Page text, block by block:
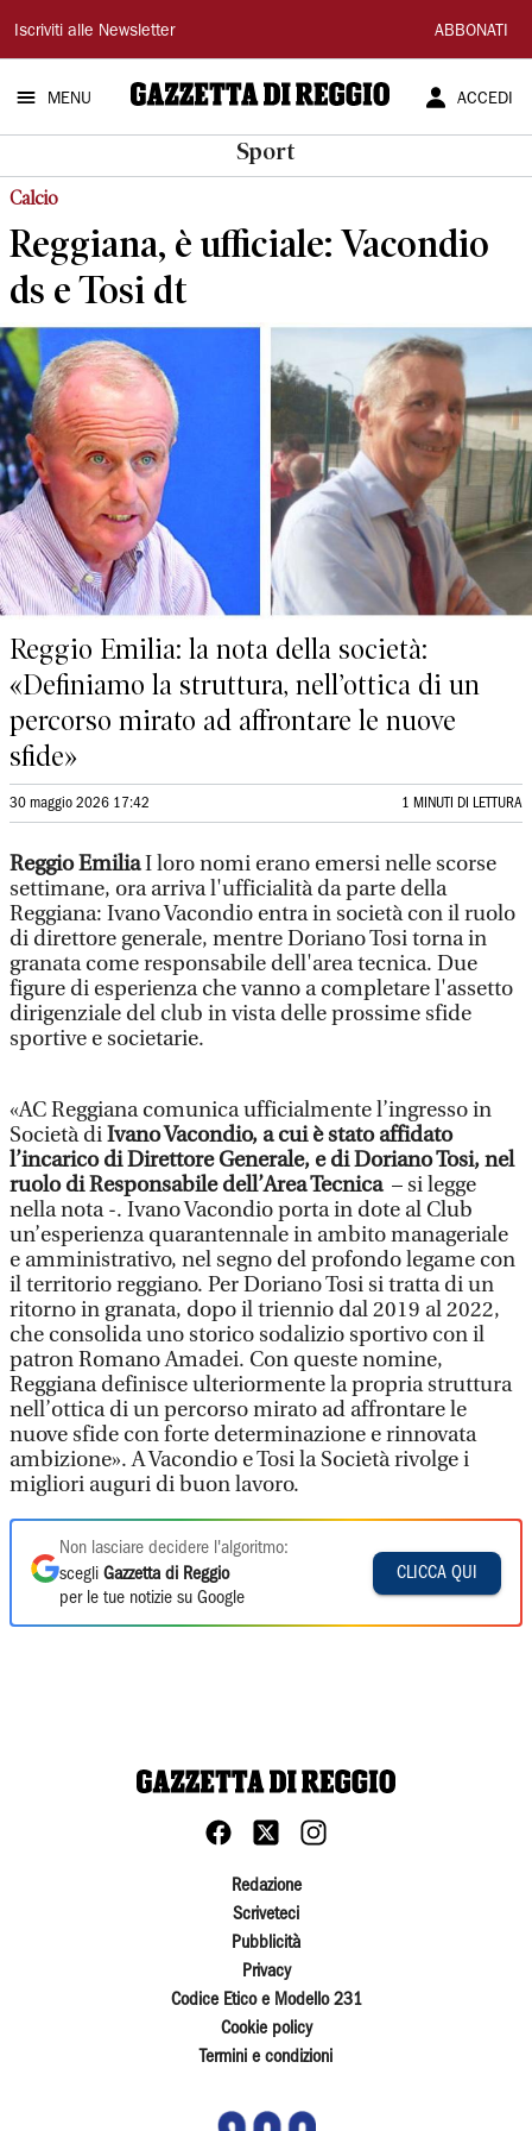
Gazzetta
di
Reggio
Iscriviti alle Newsletter ABBONATI
MENU ACCEDI
Sport
Calcio
Reggiana, è ufficiale: Vacondio
ds e Tosi dt
Reggio Emilia: la nota della società:
«Definiamo la struttura, nell’ottica di un
percorso mirato ad affrontare le nuove
sfide»
30 maggio 2026 17:42 1 MINUTI DI LETTURA
Reggio EmiliaI loro nomi erano emersi nelle scorse
settimane, ora arriva l'ufficialità da parte della
Reggiana: Ivano Vacondio entra in società con il ruolo
di direttore generale, mentre Doriano Tosi torna in
granata come responsabile dell'area tecnica. Due
figure di esperienza che vanno a completare l'assetto
dirigenziale del club in vista delle prossime sfide
sportive e societarie.
«AC Reggiana comunica ufficialmente l’ingresso in
Società diIvano Vacondio, a cui è stato affidato
l’incarico di Direttore Generale, e di Doriano Tosi, nel
ruolo di Responsabile dell’Area Tecnica – si legge
nella nota -. Ivano Vacondio porta in dote al Club
un’esperienza quarantennale in ambito manageriale
e amministrativo, nel segno del profondo legame con
il territorio reggiano. Per Doriano Tosi si tratta di un
ritorno in granata, dopo il triennio dal 2019 al 2022,
che consolida uno storico sodalizio sportivo con il
patron Romano Amadei. Con queste nomine,
Reggiana definisce ulteriormente la propria struttura
nell’ottica di un percorso mirato ad affrontare le
nuove sfide con forte determinazione e rinnovata
ambizione». A Vacondio e Tosi la Società rivolge i
migliori auguri di buon lavoro.
Non lasciare decidere l'algoritmo:
scegli Gazzetta di Reggio
per le tue notizie su Google
CLICCA QUI
Redazione
Scriveteci
Pubblicità
Privacy
Codice Etico e Modello 231
Cookie policy
Termini e condizioni